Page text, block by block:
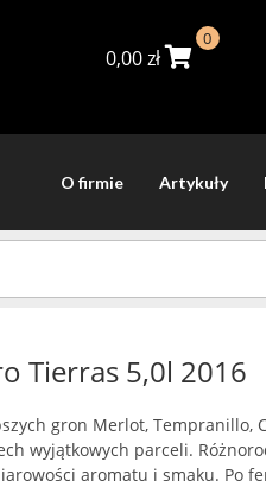
0,00zł
0
O firmie Artykuły
Tierras 5,0l 2016
gron Merlot, Tempranillo,
wyjątkowych parceli.
aromatu i smaku. Po